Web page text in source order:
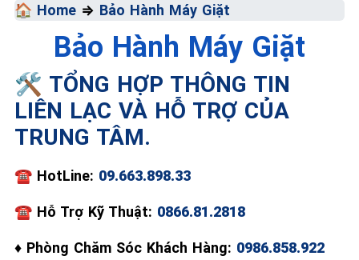
BẢO HÀNH
Chất Lượng Tối Ưu - Giá
Thành Tối Thiểu - Dịch Vụ Tối
📞 09.663.898.33
🏠 Home ⇒ Bảo Hành Máy Giặt
Bảo Hành Máy Giặt
🛠️ TỔNG HỢP THÔNG TIN
LIÊN LẠC VÀ HỖ TRỢ CỦA
TRUNG TÂM.
☎️ HotLine: 09.663.898.33
☎ Hỗ Trợ Kỹ Thuật: 0866.81.2818
♦ Phòng Chăm Sóc Khách Hàng: 0986.858.922